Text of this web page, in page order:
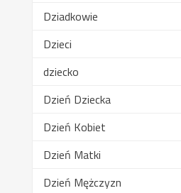
Dziadkowie
Dzieci
dziecko
Dzień Dziecka
Dzień Kobiet
Dzień Matki
Dzień Mężczyzn